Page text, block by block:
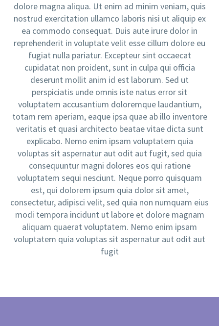
dolore magna aliqua. Ut enim ad minim veniam, quis
nostrud exercitation ullamco laboris nisi ut aliquip ex
ea commodo consequat. Duis aute irure dolor in
reprehenderit in voluptate velit esse cillum dolore eu
fugiat nulla pariatur. Excepteur sint occaecat
cupidatat non proident, sunt in culpa qui officia
deserunt mollit anim id est laborum. Sed ut
perspiciatis unde omnis iste natus error sit
voluptatem accusantium doloremque laudantium,
totam rem aperiam, eaque ipsa quae ab illo inventore
veritatis et quasi architecto beatae vitae dicta sunt
explicabo. Nemo enim ipsam voluptatem quia
voluptas sit aspernatur aut odit aut fugit, sed quia
consequuntur magni dolores eos qui ratione
voluptatem sequi nesciunt. Neque porro quisquam
est, qui dolorem ipsum quia dolor sit amet,
consectetur, adipisci velit, sed quia non numquam eius
modi tempora incidunt ut labore et dolore magnam
aliquam quaerat voluptatem. Nemo enim ipsam
voluptatem quia voluptas sit aspernatur aut odit aut
fugit